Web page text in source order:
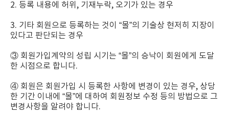
2. 등록 내용에 허위, 기재누락, 오기가 있는 경우
3. 기타 회원으로 등록하는 것이 “몰”의 기술상 현저히 지장이
있다고 판단되는 경우
③ 회원가입계약의 성립 시기는 “몰”의 승낙이 회원에게 도달
한 시점으로 합니다.
④ 회원은 회원가입 시 등록한 사항에 변경이 있는 경우, 상당
한 기간 이내에 “몰”에 대하여 회원정보 수정 등의 방법으로 그
변경사항을 알려야 합니다.